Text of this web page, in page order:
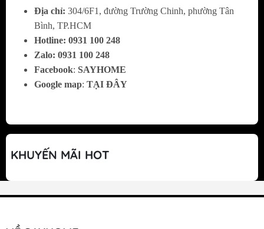
Địa chỉ: 304/6F1, đường Trường Chinh, phường Tân
Bình, TP.HCM
Hotline: 0931 100 248
Zalo: 0931 100 248
Facebook: SAYHOME
Google map: TẠI ĐÂY
KHUYẾN MÃI HOT